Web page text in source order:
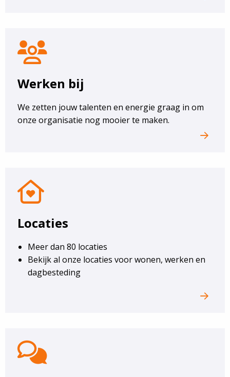
Werken bij
We zetten jouw talenten en energie graag in om
onze organisatie nog mooier te maken.
Locaties
Meer dan 80 locaties
Bekijk al onze locaties voor wonen, werken en
dagbesteding